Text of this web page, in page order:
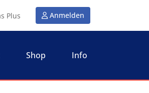
Plus Anmelden
Shop Info